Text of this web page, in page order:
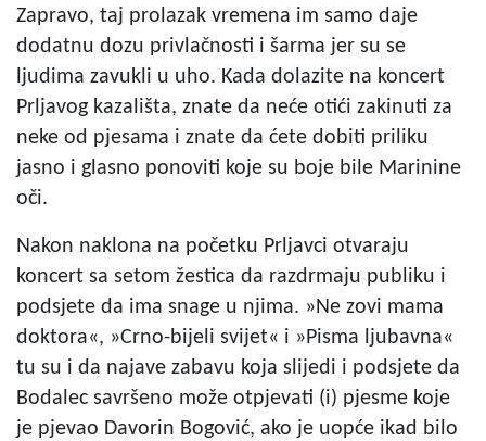
Zapravo, taj prolazak vremena im samo daje
dodatnu dozu privlačnosti i šarma jer su se
ljudima zavukli u uho. Kada dolazite na koncert
Prljavog kazališta, znate da neće otići zakinuti za
neke od pjesama i znate da ćete dobiti priliku
jasno i glasno ponoviti koje su boje bile Marinine
oči.
Nakon naklona na početku Prljavci otvaraju
koncert sa setom žestica da razdrmaju publiku i
podsjete da ima snage u njima. »Ne zovi mama
doktora«, »Crno-bijeli svijet« i »Pisma ljubavna«
tu su i da najave zabavu koja slijedi i podsjete da
Bodalec savršeno može otpjevati (i) pjesme koje
je pjevao Davorin Bogović, ako je uopće ikad bilo